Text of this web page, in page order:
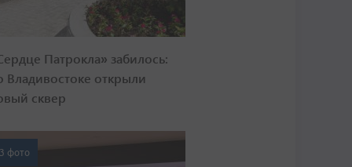
Патрокла» забилось:
Владивостоке открыли
сквер
фото